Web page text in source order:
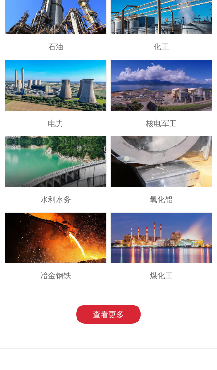
石油 化工
电力 核电军工
水利水务 氧化铝
冶金钢铁 煤化工
查看更多